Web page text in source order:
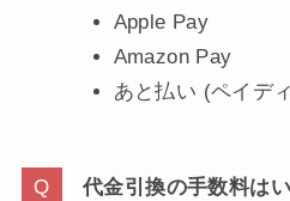
Apple Pay
Amazon Pay
あと払い (ペイデ
代金引換の手数料は